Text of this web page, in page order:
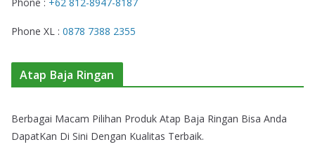
Phone XL : 0878 7388 2355
Atap Baja Ringan
Berbagai Macam Pilihan Produk Atap Baja Ringan Bisa Anda
DapatKan Di Sini Dengan Kualitas Terbaik.